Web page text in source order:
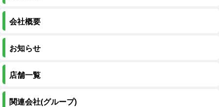
会社概要
お知らせ
店舗一覧
関連会社(グループ)